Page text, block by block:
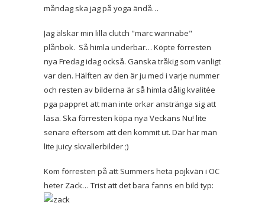
måndag ska jag på yoga ändå…
Jag älskar min lilla clutch "marc wannabe"
plånbok. Så himla underbar… Köpte förresten
nya Fredag idag också. Ganska tråkig som vanligt
var den. Hälften av den är ju med i varje nummer
och resten av bilderna är så himla dålig kvalitée
pga pappret att man inte orkar anstränga sig att
läsa. Ska förresten köpa nya Veckans Nu! lite
senare eftersom att den kommit ut. Där har man
lite juicy skvallerbilder ;)
Kom förresten på att Summers heta pojkvän i OC
heter Zack… Trist att det bara fanns en bild typ: